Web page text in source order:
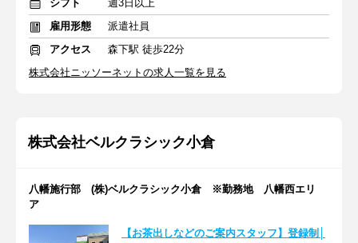
シフト
週3日以上
雇用形態
派遣社員
アクセス
森下駅 徒歩22分
株式会社ニッソーネットの求人一覧を見る
株式会社ベルクラシック小倉
八幡施行部 (株)ベルクラシック小倉 ※勤務地 八幡西エリ
ア
【お茶出しなどのご案内スタッフ】登録制│